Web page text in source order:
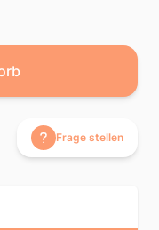
Frage stellen